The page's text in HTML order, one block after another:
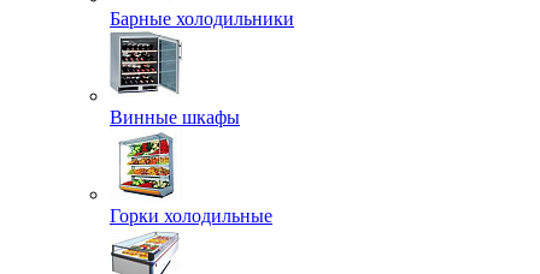
Барные холодильники
Винные шкафы
Горки холодильные